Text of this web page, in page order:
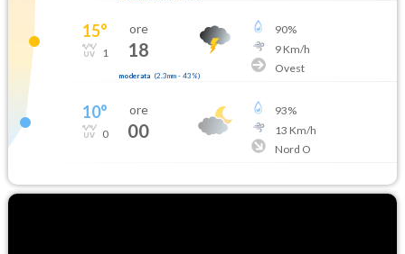
15°
1
ore
18
moderata (2.3mm- 43 %)
90%
9Km/h
Ovest
10°
0
ore
00
93%
13 Km/h
Nord O